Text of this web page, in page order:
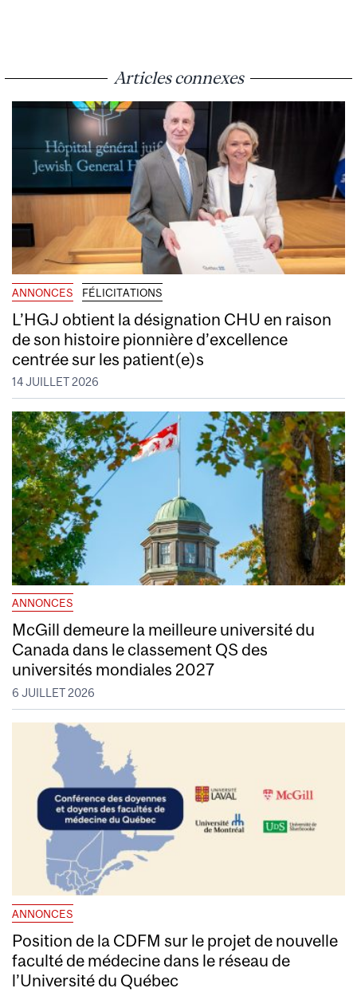
Articles connexes
ANNONCES FÉLICITATIONS
L’HGJ obtient la désignation CHU en raison
de son histoire pionnière d’excellence
centrée sur les patient(e)s
14 JUILLET 2026
ANNONCES
McGill demeure la meilleure université du
Canada dans le classement QS des
universités mondiales 2027
6 JUILLET 2026
ANNONCES
Position de la CDFM sur le projet de nouvelle
faculté de médecine dans le réseau de
l’Université du Québec